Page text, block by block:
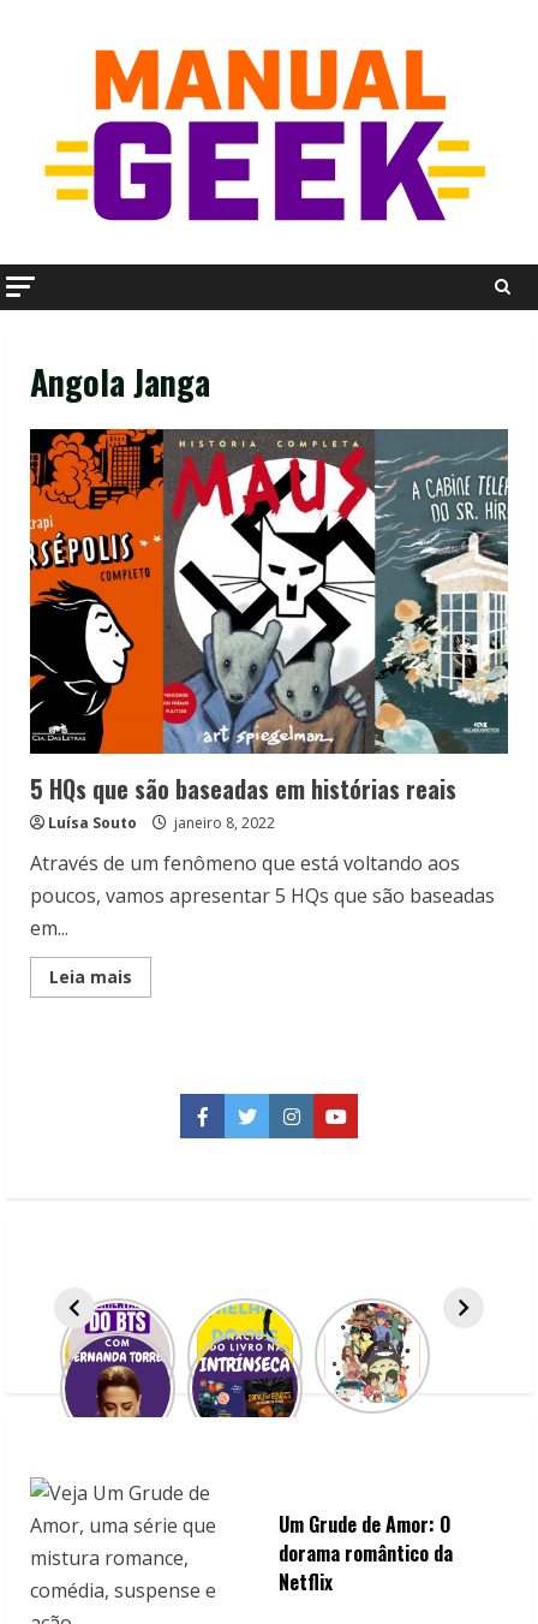
Angola Janga
5 HQs que são baseadas em histórias reais
Luísa Souto janeiro 8, 2022
Através de um fenômeno que está voltando aos
poucos, vamos apresentar 5 HQs que são baseadas
em...
Leia mais
more
baseadas
históriasFacebook
TwitterInstagramYouTube
Um Grude de Amor: O
dorama romântico da
Netflix